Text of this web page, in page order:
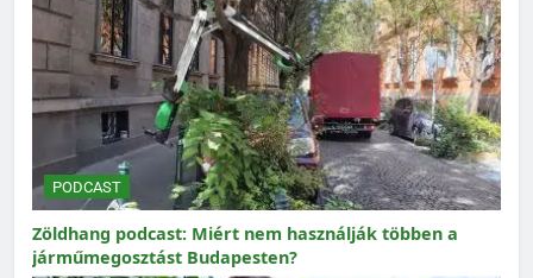
PODCAST
Zöldhang podcast: Miért nem használják többen a
járműmegosztást Budapesten?